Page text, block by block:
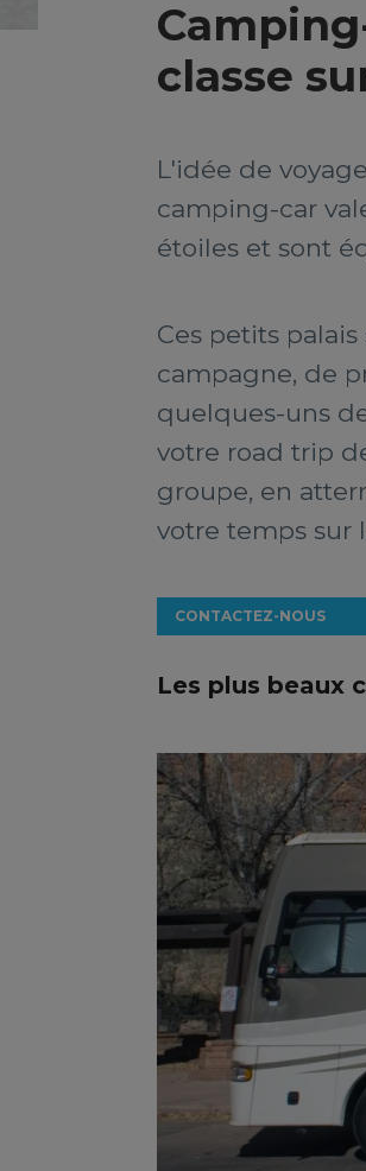
classe
L'idée de
camping-car
étoiles et sont
Ces petits
campagne, de
quelques-uns
votre road trip
groupe, en
votre temps sur
CONTACTEZ-NOUS
Les plus beaux